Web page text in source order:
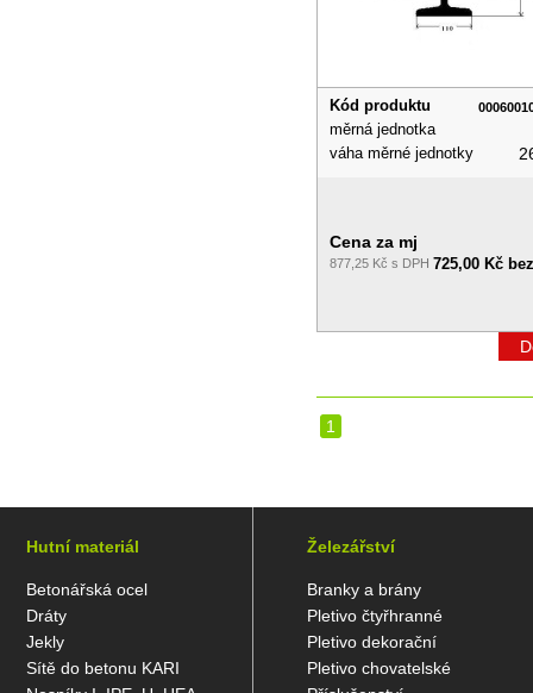
Kód produktu
měrná jednotka
váha měrné jednotky
Cena za mj
877,25 Kč s DPH 725,00 Kč
1
Hutní materiál
Betonářská ocel
Dráty
Jekly
Sítě do betonu KARI
Železářství
Branky a brány
Pletivo čtyřhranné
Pletivo dekorační
Pletivo chovatelské